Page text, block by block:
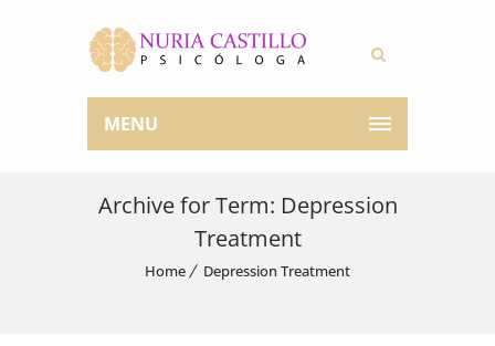
MENU
Archive for Term: Depression
Treatment
Home Depression Treatment